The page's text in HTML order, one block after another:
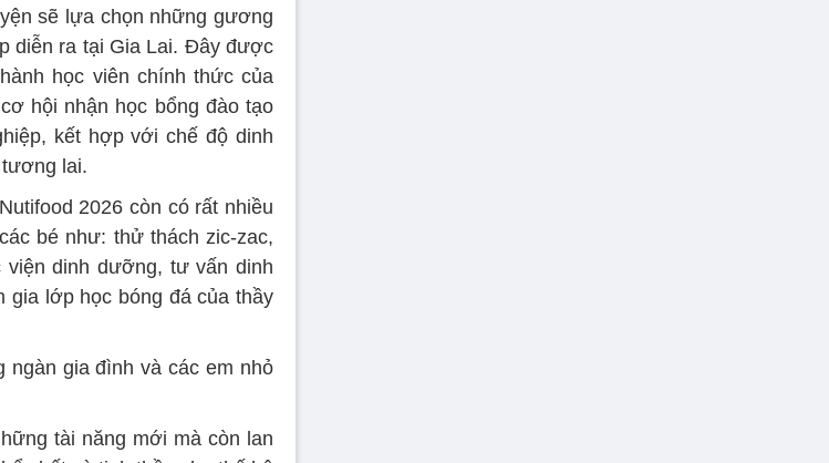
sẽ lựa chọn những gương
diễn ra tại Gia Lai. Đây được
học viên chính thức của
hội nhận học bổng đào tạo
kết hợp với chế độ dinh
lai.
2026 còn có rất nhiều
bé như: thử thách zic-zac,
dinh dưỡng, tư vấn dinh
gia lớp học bóng đá của thầy
ngàn gia đình và các em nhỏ
tài năng mới mà còn lan